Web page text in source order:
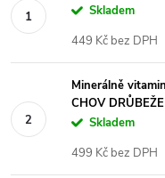
Skladem
449 Kč bez DPH
Minerálně
CHOV
Skladem
499 Kč bez DPH